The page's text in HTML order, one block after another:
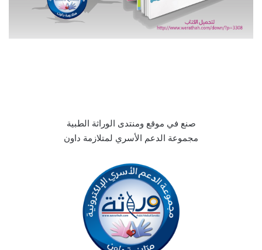
صنع في موقع ومنتدى الوراثة الطبية
مجموعة الدعم الأسري لمتلازمة داون